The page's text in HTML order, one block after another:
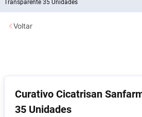
Transparente 35 Unidades
Curativo Cicatrisan
35 Unidades
Voltar
1º Fralda